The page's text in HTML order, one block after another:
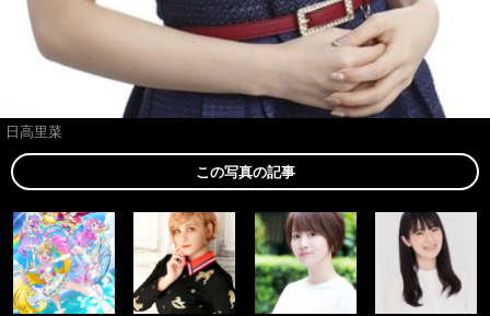
日高里菜
この写真の記事